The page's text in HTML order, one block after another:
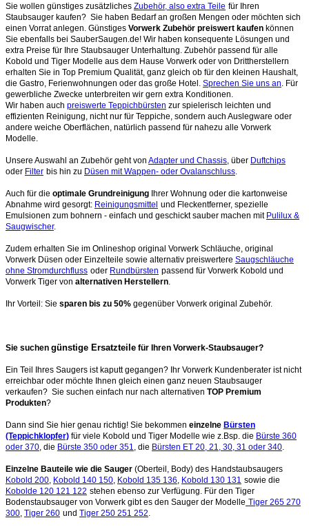
Sie wollen günstiges zusätzliches Zubehör, also extra Teile für Ihren
Staubsauger kaufen? Sie haben Bedarf an großen Mengen oder möchten sich
einen Vorrat anlegen. Günstiges Vorwerk Zubehör preiswert kaufen können
Sie ebenfalls bei SauberSaugen.de! Wir haben konsequente Lösungen und
extra Preise für Ihre Staubsauger Unterhaltung. Zubehör passend für alle
Kobold und Tiger Modelle aus dem Hause Vorwerk oder von Drittherstellern
erhalten Sie in Top Premium Qualität, ganz gleich ob für den kleinen Haushalt,
die Gastro, Ferienwohnungen oder das große Hotel. Sprechen Sie uns an. Für
gewerbliche Zwecke unterbreiten wir gern extra Konditionen.
Wir haben auch preiswerte Teppichbürsten zur spielerisch leichten und
effizienten Reinigung, nicht nur für Teppiche, sondern auch Auslegware oder
andere weiche Oberflächen, natürlich passend für nahezu alle Vorwerk
Modelle.
Unsere Auswahl an Zubehör geht von Adapter und Chassis, über Duftchips
oder Filter bis hin zu Düsen mit Wappen- oder Ovalanschluss.
Auch für die optimale Grundreinigung Ihrer Wohnung oder die kartonweise
Abnahme wird gesorgt: Reinigungsmittel und Fleckentferner, spezielle
Emulsionen zum bohnern - einfach und geschickt sauber machen mit Pulilux &
Saugwischer.
Zudem erhalten Sie im Onlineshop original Vorwerk Schläuche, original
Vorwerk Düsen oder Einzelteile sowie alternativ preiswertere Saugschläuche
ohne Stromdurchfluss oder Rundbürsten passend für Vorwerk Kobold und
Vorwerk Tiger von alternativen Herstellern.
Ihr Vorteil: Sie sparen bis zu 50% gegenüber Vorwerk original Zubehör.
Sie suchen günstige Ersatzteile für Ihren Vorwerk-Staubsauger?
Ein Teil Ihres Saugers ist kaputt gegangen? Ihr Vorwerk Kundenberater ist nicht
erreichbar oder möchte Ihnen gleich einen ganz neuen Staubsauger
verkaufen? Sie suchen einfach nur nach alternativen TOP Premium
Produkten?
Dann sind Sie hier genau richtig! Sie bekommen einzelne Bürsten
(Teppichklopfer) für viele Kobold und Tiger Modelle wie z.Bsp. die Bürste 360
oder 370, die Bürste 350 oder 351, die Bürsten ET 20, 21, 30, 31 oder 340.
Einzelne Bauteile wie die Sauger (Oberteil, Body) des Handstaubsaugers
Kobold 200, Kobold 140 150, Kobold 135 136, Kobold 130 131 sowie die
Kobolde 120 121 122 stehen ebenso zur Verfügung. Für den Tiger
Bodenstaubsauger von Vorwerk gibt es den Sauger der Modelle Tiger 265 270
300, Tiger 260 und Tiger 250 251 252.